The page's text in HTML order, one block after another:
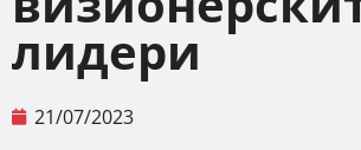
лидери
21/07/2023